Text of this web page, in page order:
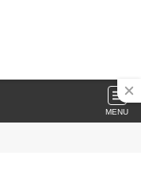
MENU